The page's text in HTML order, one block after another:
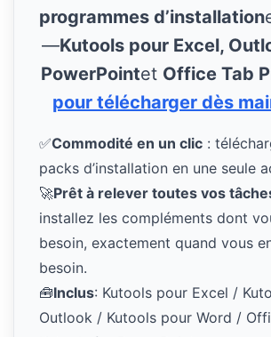
programmes d’installation
—Kutools pour Excel,
PowerPointet Office Tab
pour télécharger dès
✅Commodité en un clic :
packs d’installation en une seule
🚀Prêt à relever toutes vos
installez les compléments dont
besoin, exactement quand vous
besoin.
🧰Inclus: Kutools pour Excel /
Outlook / Kutools pour Word /